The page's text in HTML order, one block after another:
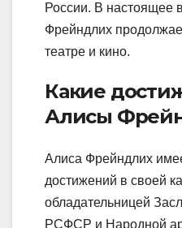
России. В настоящее
Фрейндлих
театре и кино.
Какие
Алисы
Алиса Фрейндлих
достижений в своей
обладательницей
РСФСР и Народной